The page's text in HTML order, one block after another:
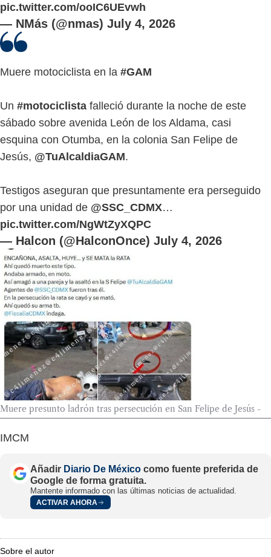
pic.twitter.com/ooIC6UEvwh
— NMás (@nmas) July 4, 2026
Muere motociclista en la #GAM
Un #motociclista falleció durante la noche de este
sábado sobre avenida León de los Aldama, casi
esquina con Otumba, en la colonia San Felipe de
Jesús, @TuAlcaldiaGAM.
Testigos aseguran que presuntamente era perseguido
por una unidad de @SSC_CDMX…
pic.twitter.com/NgWtZyXQPC
— Halcon (@HalconOnce) July 4, 2026
Muere presunto ladrón tras persecución en San Felipe de Jesús -
IMCM
Añadir Diario De México como fuente preferida de
Google de forma gratuita.
Mantente informado con las últimas noticias de actualidad.
ACTIVAR AHORA
Sobre el autor